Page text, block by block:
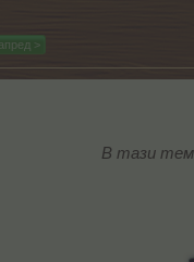
>
В тази